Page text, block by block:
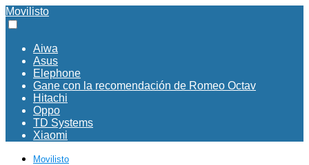
Movilisto
Aiwa
Asus
Elephone
Gane con la recomendación de Romeo Octav
Hitachi
Oppo
TD Systems
Xiaomi
Movilisto